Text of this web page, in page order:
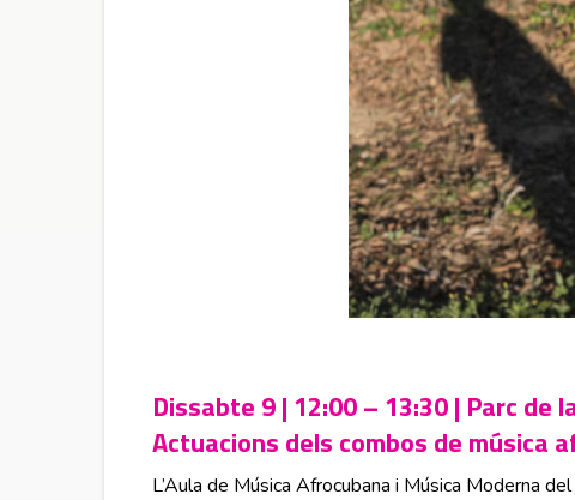
Dissabte 9 | 12:00 – 13:30 | Parc de
Actuacions dels combos de música
L’Aula de Música Afrocubana i Música Moderna